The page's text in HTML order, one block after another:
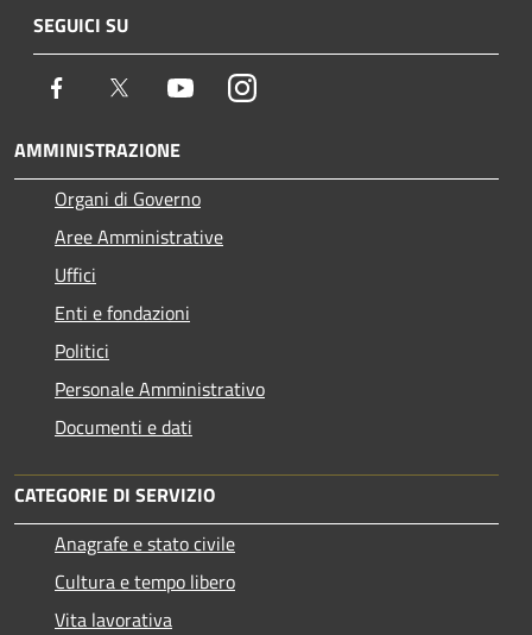
SEGUICI SU
Facebook Twitter YoutubeInstagram
AMMINISTRAZIONE
Organi di Governo
Aree Amministrative
Uffici
Enti e fondazioni
Politici
Personale Amministrativo
Documenti e dati
CATEGORIE DI SERVIZIO
Anagrafe e stato civile
Cultura e tempo libero
Vita lavorativa